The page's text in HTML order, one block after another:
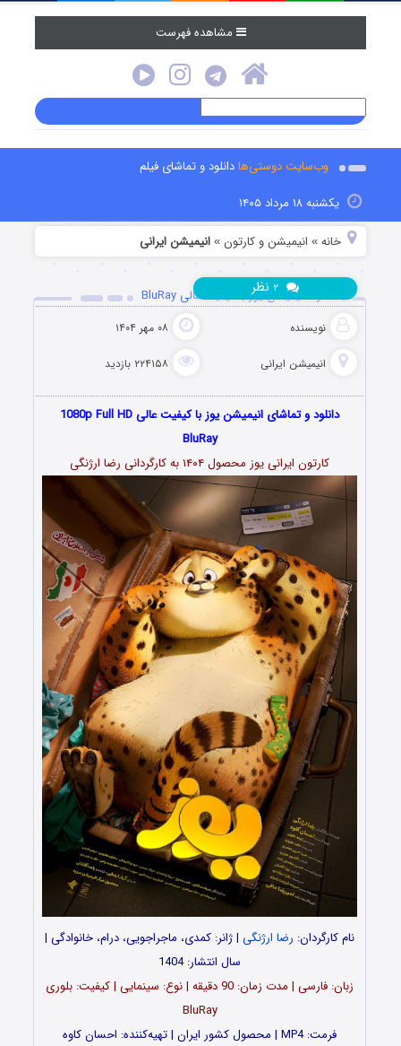
مشاهده فهرست
وب‌سایت دوستی‌هادانلود و تماشای فیلم
یکشنبه ۱۸ مرداد ۱۴۰۵
خانه » انیمیشن و کارتون »انیمیشن ایرانی
دانلود انیمیشن یوز با کیفیت عالی BluRay
نویسنده ۰۸ مهر ۱۴۰۴
انیمیشن ایرانی ۲۲۴۱۵۸ بازدید
۲ نظر
دانلود و تماشای انیمیشن یوز با کیفیت عالی 1080p Full HD
BluRay
کارتون ایرانی یوز محصول ۱۴۰۴ به کارگردانی رضا ارژنگی
نام کارگردان: رضا ارژنگی | ژانر: کمدی، ماجراجویی، درام، خانوادگی |
سال انتشار: 1404
زبان: فارسی | مدت‌‌ زمان: 90 دقیقه | نوع: سینمایی | کیفیت: بلوری
BluRay
فرمت: MP4 | محصول کشور ایران | تهیه‎‌‌کننده: احسان کاوه